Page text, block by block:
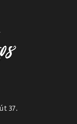
37.